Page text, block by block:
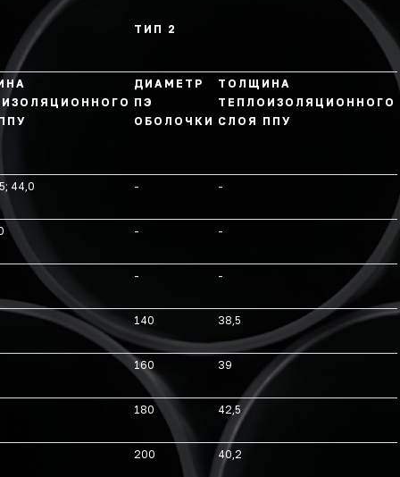
ТИП 2
ДИАМЕТР
ПЭ
ОБОЛОЧКИ
ТОЛЩИНА
ТЕПЛОИЗОЛЯЦИОННОГО
СЛОЯ ППУ
44,0 - -
- -
- -
140 38,5
160 39
180 42,5
200 40,2